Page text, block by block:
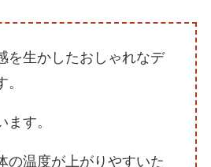
を生かしたおしゃれなデ
す。
の温度が上がりやすいた